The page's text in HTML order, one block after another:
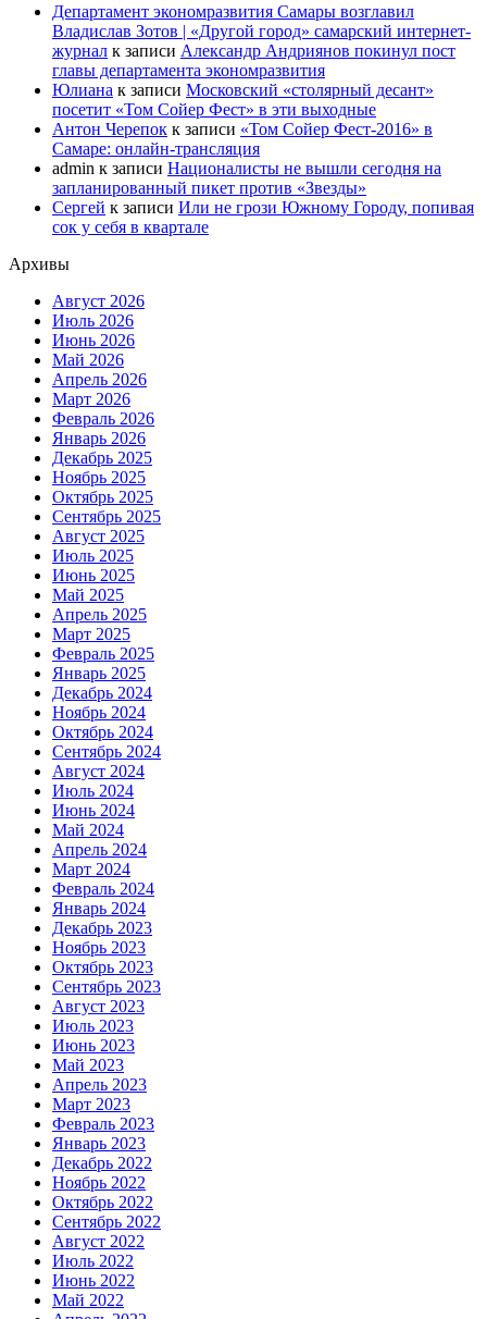
Департамент экономразвития Самары возглавил
Владислав Зотов | «Другой город» самарский интернет-
журнал к записи Александр Андриянов покинул пост
главы департамента экономразвития
Юлиана к записи Московский «столярный десант»
посетит «Том Сойер Фест» в эти выходные
Антон Черепок к записи «Том Сойер Фест-2016» в
Самаре: онлайн-трансляция
admin к записи Националисты не вышли сегодня на
запланированный пикет против «Звезды»
Сергей к записи Или не грози Южному Городу, попивая
сок у себя в квартале
Архивы
Август 2026
Июль 2026
Июнь 2026
Май 2026
Апрель 2026
Март 2026
Февраль 2026
Январь 2026
Декабрь 2025
Ноябрь 2025
Октябрь 2025
Сентябрь 2025
Август 2025
Июль 2025
Июнь 2025
Май 2025
Апрель 2025
Март 2025
Февраль 2025
Январь 2025
Декабрь 2024
Ноябрь 2024
Октябрь 2024
Сентябрь 2024
Август 2024
Июль 2024
Июнь 2024
Май 2024
Апрель 2024
Март 2024
Февраль 2024
Январь 2024
Декабрь 2023
Ноябрь 2023
Октябрь 2023
Сентябрь 2023
Август 2023
Июль 2023
Июнь 2023
Май 2023
Апрель 2023
Март 2023
Февраль 2023
Январь 2023
Декабрь 2022
Ноябрь 2022
Октябрь 2022
Сентябрь 2022
Август 2022
Июль 2022
Июнь 2022
Май 2022